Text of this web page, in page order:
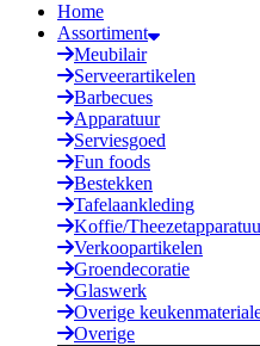
Home
Assortiment
Meubilair
Serveerartikelen
Barbecues
Apparatuur
Serviesgoed
Fun foods
Bestekken
Tafelaankleding
Koffie/
Verkoopartikelen
Groendecoratie
Glaswerk
Overige
Overige